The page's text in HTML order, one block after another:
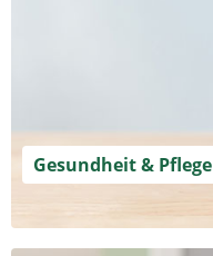
Gesundheit & Pflege